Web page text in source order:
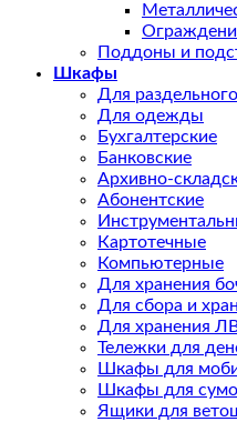
Поддоны и
Шкафы
Для
Для одежды
Бухгалтерские
Банковские
Архивно-
Абонентские
Картотечные
Компьютерные
Для хранения
Для сбора и
Для хранения
Тележки для
Шкафы для
Шкафы для
Ящики для